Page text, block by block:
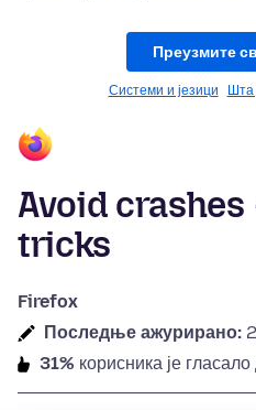
Преузмите
Системи и језици Шта
Avoid crashes
tricks
Firefox
Последње ажурирано:
31% корисника је